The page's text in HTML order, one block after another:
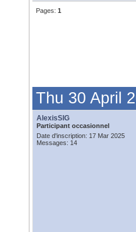
Pages: 1
Thu 30 April
AlexisSIG
Participant occasionnel
Date d'inscription: 17 Mar 2025
Messages: 14